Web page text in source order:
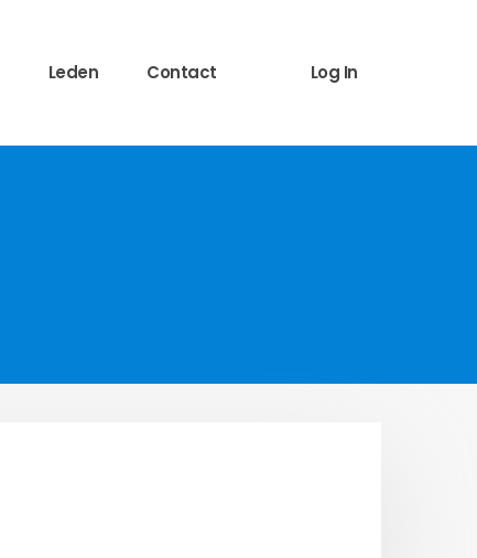
Leden Contact Log In